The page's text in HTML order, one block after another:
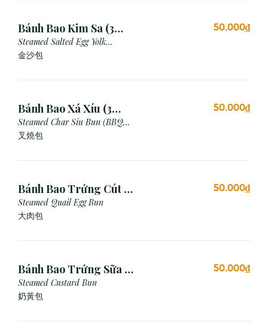
Bánh Bao Kim Sa (3
Cái)
Steamed Salted Egg Yolk
Custard Bun
金沙包
50.000₫
Bánh Bao Xá Xíu (3
Cái)
Steamed Char Siu Bun (BBQ
Pork Bun)
叉燒包
50.000₫
Bánh Bao Trứng Cút (3
Cái)
Steamed Quail Egg Bun
大肉包
50.000₫
Bánh Bao Trứng Sữa (3
Cái)
Steamed Custard Bun
奶黃包
50.000₫